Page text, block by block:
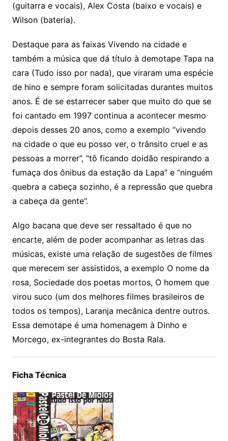
(guitarra e vocais), Alex Costa (baixo e vocais) e
Wilson (bateria).
Destaque para as faixas Vivendo na cidade e
também a música que dá título à demotape Tapa na
cara (Tudo isso por nada), que viraram uma espécie
de hino e sempre foram solicitadas durantes muitos
anos. É de se estarrecer saber que muito do que se
foi cantado em 1997 continua a acontecer mesmo
depois desses 20 anos, como a exemplo “vivendo
na cidade o que eu posso ver, o trânsito cruel e as
pessoas a morrer”, “tô ficando doidão respirando a
fumaça dos ônibus da estação da Lapa” e “ninguém
quebra a cabeça sozinho, é a repressão que quebra
a cabeça da gente”.
Algo bacana que deve ser ressaltado é que no
encarte, além de poder acompanhar as letras das
músicas, existe uma relação de sugestões de filmes
que merecem ser assistidos, a exemplo O nome da
rosa, Sociedade dos poetas mortos, O homem que
virou suco (um dos melhores filmes brasileiros de
todos os tempos), Laranja mecânica dentre outros.
Essa demotape é uma homenagem à Dinho e
Morcego, ex-integrantes do Bosta Rala.
Ficha Técnica